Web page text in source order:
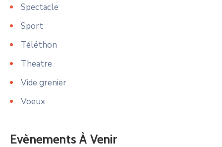
Spectacle
Sport
Téléthon
Theatre
Vide grenier
Voeux
Evènements À Venir